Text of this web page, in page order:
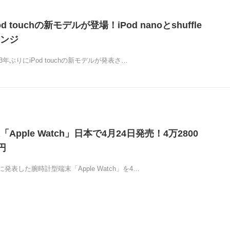
touchの新モデルが登場！iPod nanoとshuffle
ジ
年ぶりにiPod touchの新モデルが発表さ…
Apple Watch」日本で4月24日発売！4万2800
発表した腕時計型端末「Apple Watch」を4…